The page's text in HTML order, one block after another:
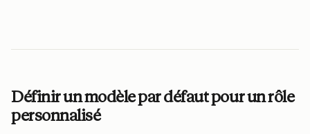
Définir un modèle par défaut pour un rôle
personnalisé